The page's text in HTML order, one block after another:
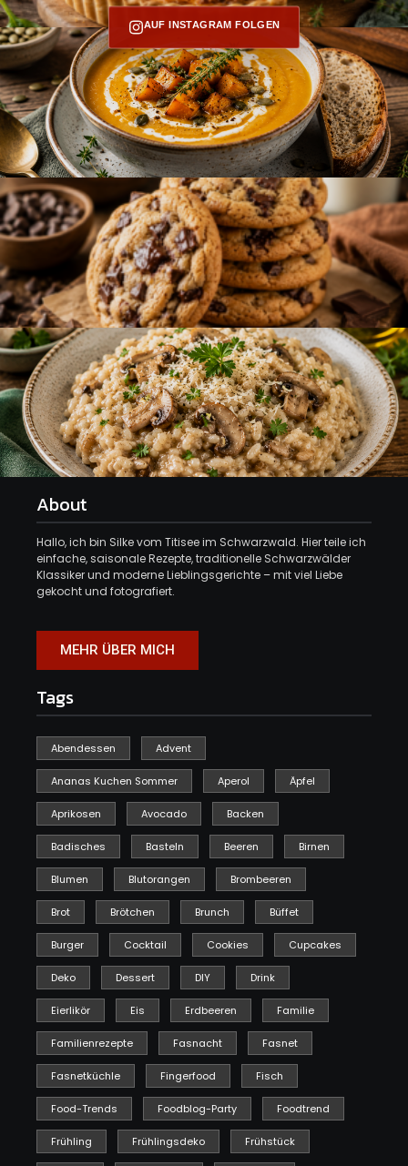
AUF INSTAGRAM FOLGEN
About
Hallo, ich bin Silke vom Titisee im Schwarzwald. Hier teile ich
einfache, saisonale Rezepte, traditionelle Schwarzwälder
Klassiker und moderne Lieblingsgerichte – mit viel Liebe
gekocht und fotografiert.
MEHR ÜBER MICH
Tags
Abendessen Advent
Ananas Kuchen Sommer Aperol Äpfel
Aprikosen Avocado Backen
Badisches Basteln Beeren Birnen
Blumen Blutorangen Brombeeren
Brot Brötchen Brunch Büffet
Burger Cocktail Cookies Cupcakes
Deko Dessert DIY Drink
Eierlikör Eis Erdbeeren Familie
Familienrezepte Fasnacht Fasnet
Fasnetküchle Fingerfood Fisch
Food-Trends Foodblog-Party Foodtrend
Frühling Frühlingsdeko Frühstück